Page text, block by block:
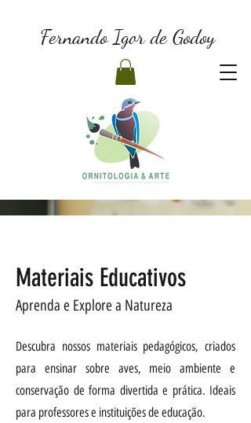
Fernando Igor de Godoy
Materiais Educativos
Aprenda e Explore a Natureza
Descubra nossos materiais pedagógicos, criados
para ensinar sobre aves, meio ambiente e
conservação de forma divertida e prática. Ideais
para professores e instituições de educação.